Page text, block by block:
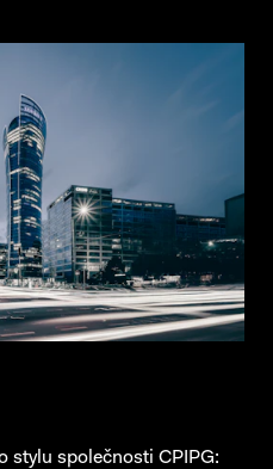
stylu společnosti CPIPG: